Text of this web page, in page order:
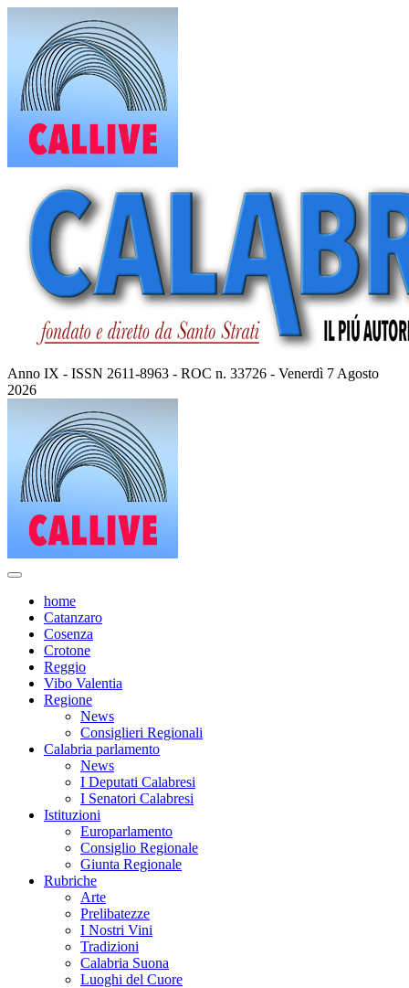
contenuto
Anno IX - ISSN 2611-8963 - ROC n. 33726 - Venerdì 7 Agosto
2026
home
Catanzaro
Cosenza
Crotone
Reggio
Vibo Valentia
Regione
News
Consiglieri Regionali
Calabria parlamento
News
I Deputati Calabresi
I Senatori Calabresi
Istituzioni
Europarlamento
Consiglio Regionale
Giunta Regionale
Rubriche
Arte
Prelibatezze
I Nostri Vini
Tradizioni
Calabria Suona
Luoghi del Cuore